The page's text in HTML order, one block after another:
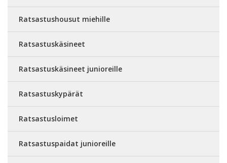
Ratsastushousut miehille
Ratsastuskäsineet
Ratsastuskäsineet junioreille
Ratsastuskypärät
Ratsastusloimet
Ratsastuspaidat junioreille